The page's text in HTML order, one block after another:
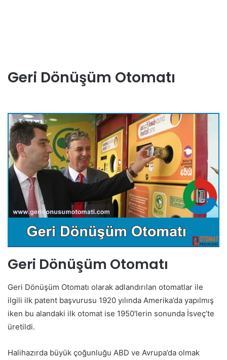
Geri Dönüşüm Otomatı
Geri Dönüşüm Otomatı
Geri Dönüşüm Otomatı olarak adlandırılan otomatlar ile
ilgili ilk patent başvurusu 1920 yılında Amerika’da yapılmış
iken bu alandaki ilk otomat ise 1950′lerin sonunda İsveç’te
üretildi.
Halihazırda büyük çoğunluğu ABD ve Avrupa’da olmak